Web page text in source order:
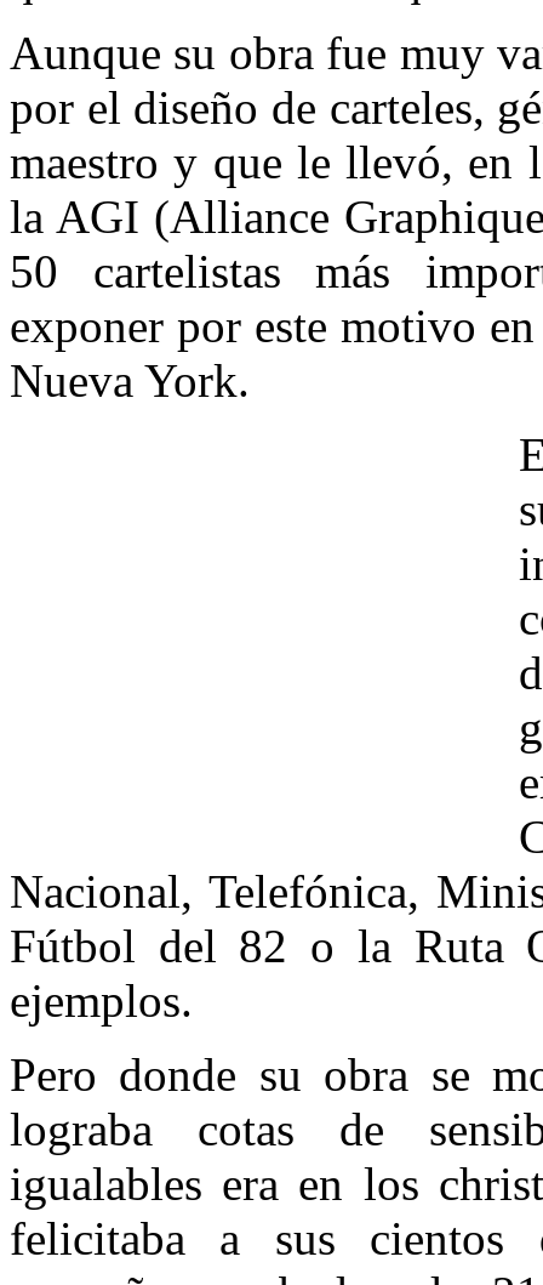
Aunque su obra fue muy
por el diseño de carteles,
maestro y que le llevó, en
la AGI (Alliance
50 cartelistas más
exponer por este motivo
Nueva York.
Nacional, Telefónica,
Fútbol del 82 o la Ruta
ejemplos.
Pero donde su obra se
lograba cotas de
igualables era en los
felicitaba a sus cientos